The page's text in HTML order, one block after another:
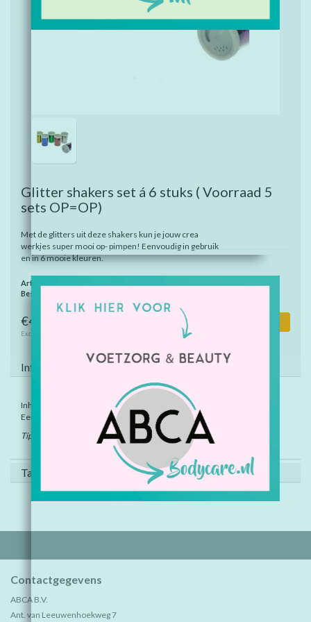
Glitter shakers set á 6 stuks ( Voorraad 5
sets OP=OP)
Met de glitters uit deze shakers kun je jouw crea
werkjes super mooi op- pimpen! Eenvoudig in gebruik
en in 6 mooie kleuren.
Artikelnummer:
Beschikbaarheid:
€4,10
Excl. btw
Toevoegen aan winkelwagen
Informatie
Inhoud: 15 gram per potje.
Een set bevat 6 potjes glitters.
Tip: strooi wat glitters over de nog natte foam clay..
Tags (0)
Contactgegevens
ABCA B.V.
Ant. van Leeuwenhoekweg 7